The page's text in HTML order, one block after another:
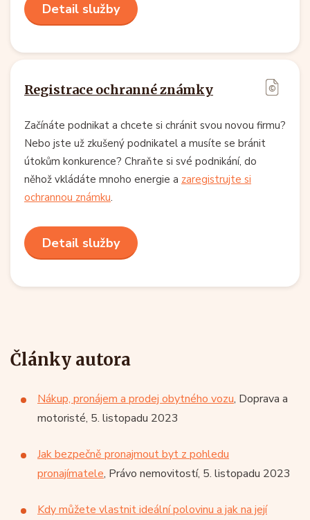
Detail služby
Registrace ochranné známky
Začínáte podnikat a chcete si chránit svou novou firmu?
Nebo jste už zkušený podnikatel a musíte se bránit
útokům konkurence? Chraňte si své podnikání, do
něhož vkládáte mnoho energie a zaregistrujte si
ochrannou známku.
Detail služby
Články autora
Nákup, pronájem a prodej obytného vozu, Doprava a
motoristé, 5. listopadu 2023
Jak bezpečně pronajmout byt z pohledu
pronajímatele, Právo nemovitostí, 5. listopadu 2023
Kdy můžete vlastnit ideální polovinu a jak na její